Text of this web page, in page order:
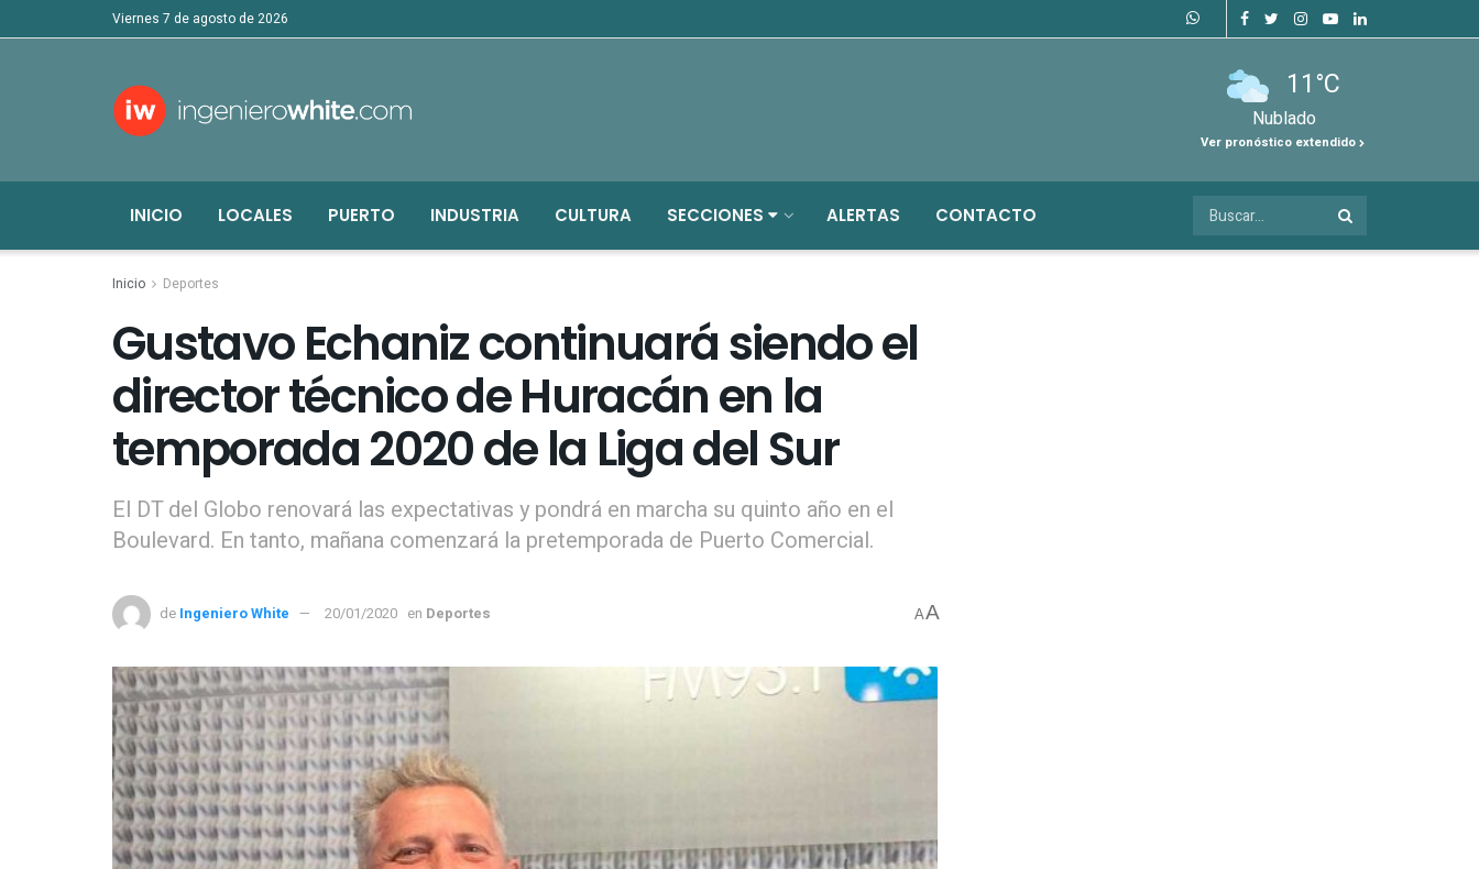
viernes 7 de agosto de 2026
11°C
Nublado
Ver pronóstico extendido
INICIO LOCALES PUERTO INDUSTRIA CULTURA SECCIONES ALERTAS CONTACTO
Inicio Deportes
Gustavo Echaniz continuará siendo el
director técnico de Huracán en la
temporada 2020 de la Liga del Sur
El DT del Globo renovará las expectativas y pondrá en marcha su quinto año en el
Boulevard. En tanto, mañana comenzará la pretemporada de Puerto Comercial.
de Ingeniero White 20/01/2020 en Deportes AA